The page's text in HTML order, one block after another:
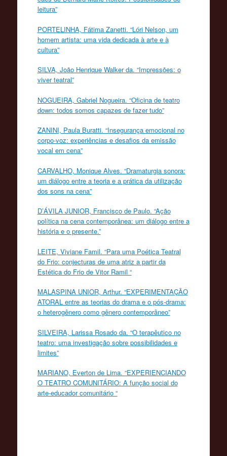
leitura”
PORTELINHA, Fátima Zanetti. “Lóri Nelson, um
homem artista: uma vida dedicada à arte e à
cultura”
SILVA, João Henrique Walker da. “Impressões: o
viver teatral”
NOGUEIRA, Gabriel Nogueira. “Oficina de teatro
down: todos somos capazes de fazer tudo”
ZANINI, Paula Buratti. “Insegurança emocional no
corpo-voz: experiências e desafios da emissão
vocal em cena”
CARVALHO, Monique Alves. “Dramaturgia sonora:
um diálogo entre a teoria e a prática da utilização
dos sons na cena”
D’ÁVILA JUNIOR, Francisco de Paulo. “Ação
política na cena contemporânea: um diálogo entre a
história e o presente.”
LEITE, Viviane Famil. “Para uma Poética Teatral
do Frio: conjecturas de uma atriz a partir da
Estética do Frio de Vitor Ramil “
MALASPINA UNIOR, Arthur. “EXPERIMENTAÇÃO
ATORAL entre as teorias do drama e o pós-drama:
o heterogênero como gênero contemporâneo”
SILVEIRA, Larissa Rosado da. “O terapêutico no
teatro: uma investigação sobre possibilidades e
limites”
MARIANO, Everton de Lima. “EXPERIENCIANDO
O TEATRO COMUNITÁRIO: A função social do
arte-educador comunitário “